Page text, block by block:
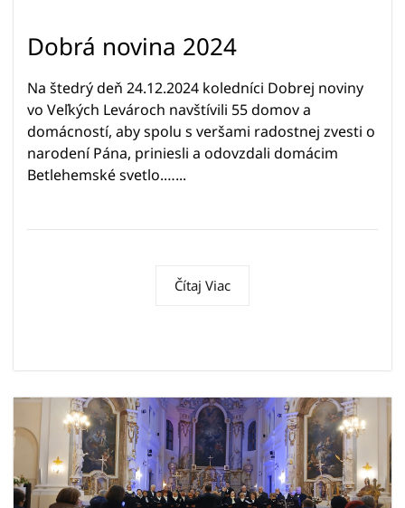
Dobrá novina 2024
Na štedrý deň 24.12.2024 koledníci Dobrej noviny
vo Veľkých Levároch navštívili 55 domov a
domácností, aby spolu s veršami radostnej zvesti o
narodení Pána, priniesli a odovzdali domácim
Betlehemské svetlo.…...
Čítaj Viac